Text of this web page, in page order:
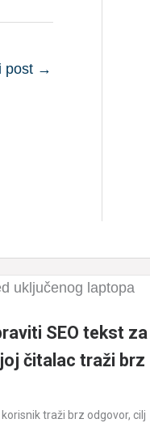
post →
SEO tekst za
čitalac traži brz
traži brz odgovor, cilj